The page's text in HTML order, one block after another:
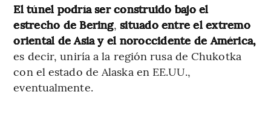
El túnel podría ser construido bajo el
estrecho de Bering, situado entre el extremo
oriental de Asia y el noroccidente de América,
es decir, uniría a la región rusa de Chukotka
con el estado de Alaska en EE.UU.,
eventualmente.